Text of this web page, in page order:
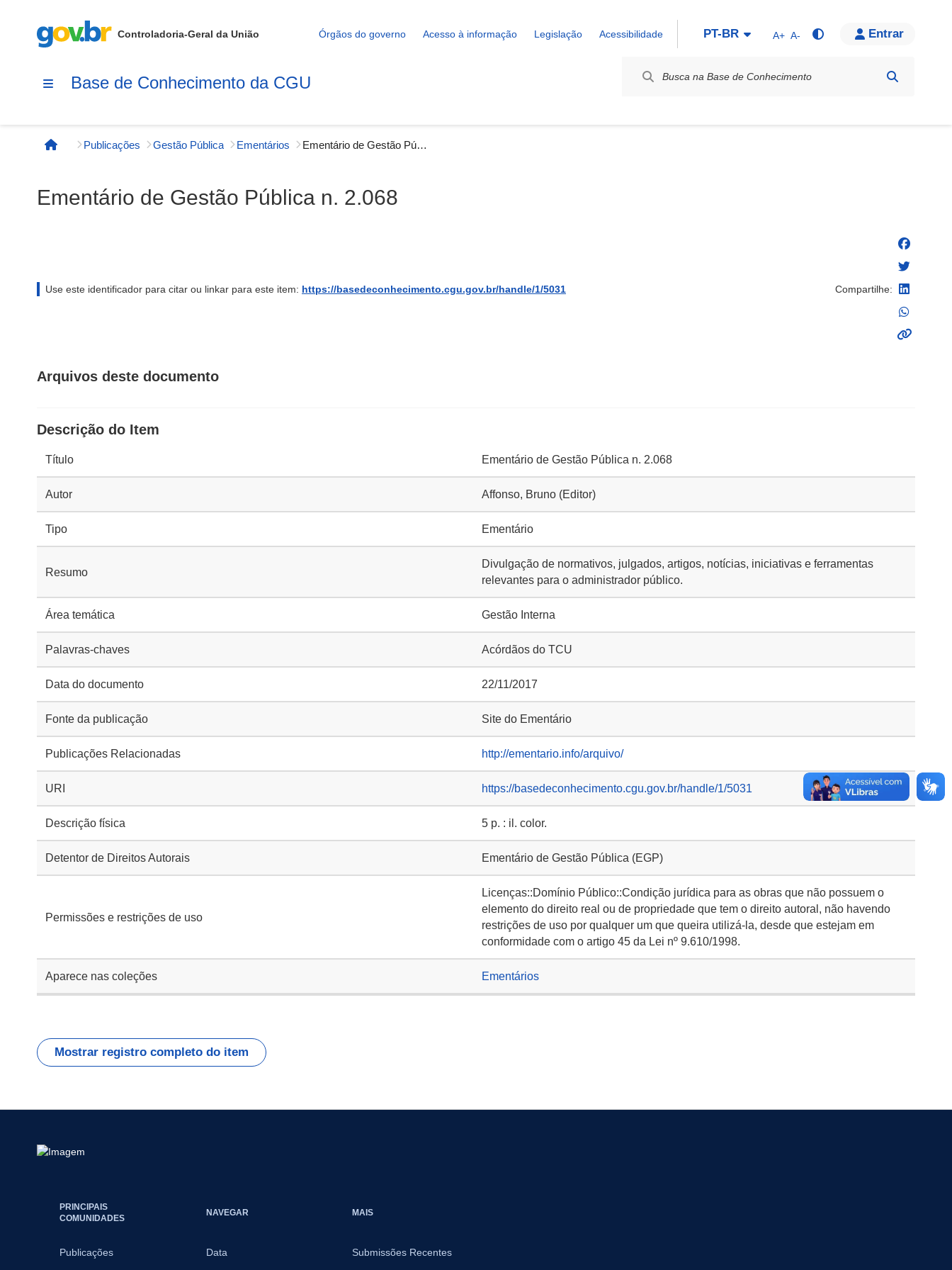
Controladoria-Geral da União Órgãos do governo Acesso à informação Legislação Acessibilidade PT-BR A+ A- Entrar
Base de Conhecimento da CGU
Página inicial
Publicações Gestão Pública Ementários Ementário de Gestão Pública n. 2.068
Ementário de Gestão Pública n. 2.068
Use este identificador para citar ou linkar para este item: https://basedeconhecimento.cgu.gov.br/handle/1/5031 Compartilhe:
Arquivos deste documento
Descrição do Item
Título Ementário de Gestão Pública n. 2.068
Autor Affonso, Bruno (Editor)
Tipo Ementário
Resumo
Divulgação de normativos, julgados, artigos, notícias, iniciativas e ferramentas
relevantes para o administrador público.
Área temática Gestão Interna
Palavras-chaves Acórdãos do TCU
Data do documento 22/11/2017
Fonte da publicação Site do Ementário
Publicações Relacionadas http://ementario.info/arquivo/
URI https://basedeconhecimento.cgu.gov.br/handle/1/5031
Descrição física 5 p. : il. color.
Detentor de Direitos Autorais Ementário de Gestão Pública (EGP)
Permissões e restrições de uso
Licenças::Domínio Público::Condição jurídica para as obras que não possuem o
elemento do direito real ou de propriedade que tem o direito autoral, não havendo
restrições de uso por qualquer um que queira utilizá-la, desde que estejam em
conformidade com o artigo 45 da Lei nº 9.610/1998.
Aparece nas coleções Ementários
Mostrar registro completo do item
PRINCIPAIS
COMUNIDADES
Publicações
NAVEGAR
Data
MAIS
Submissões Recentes